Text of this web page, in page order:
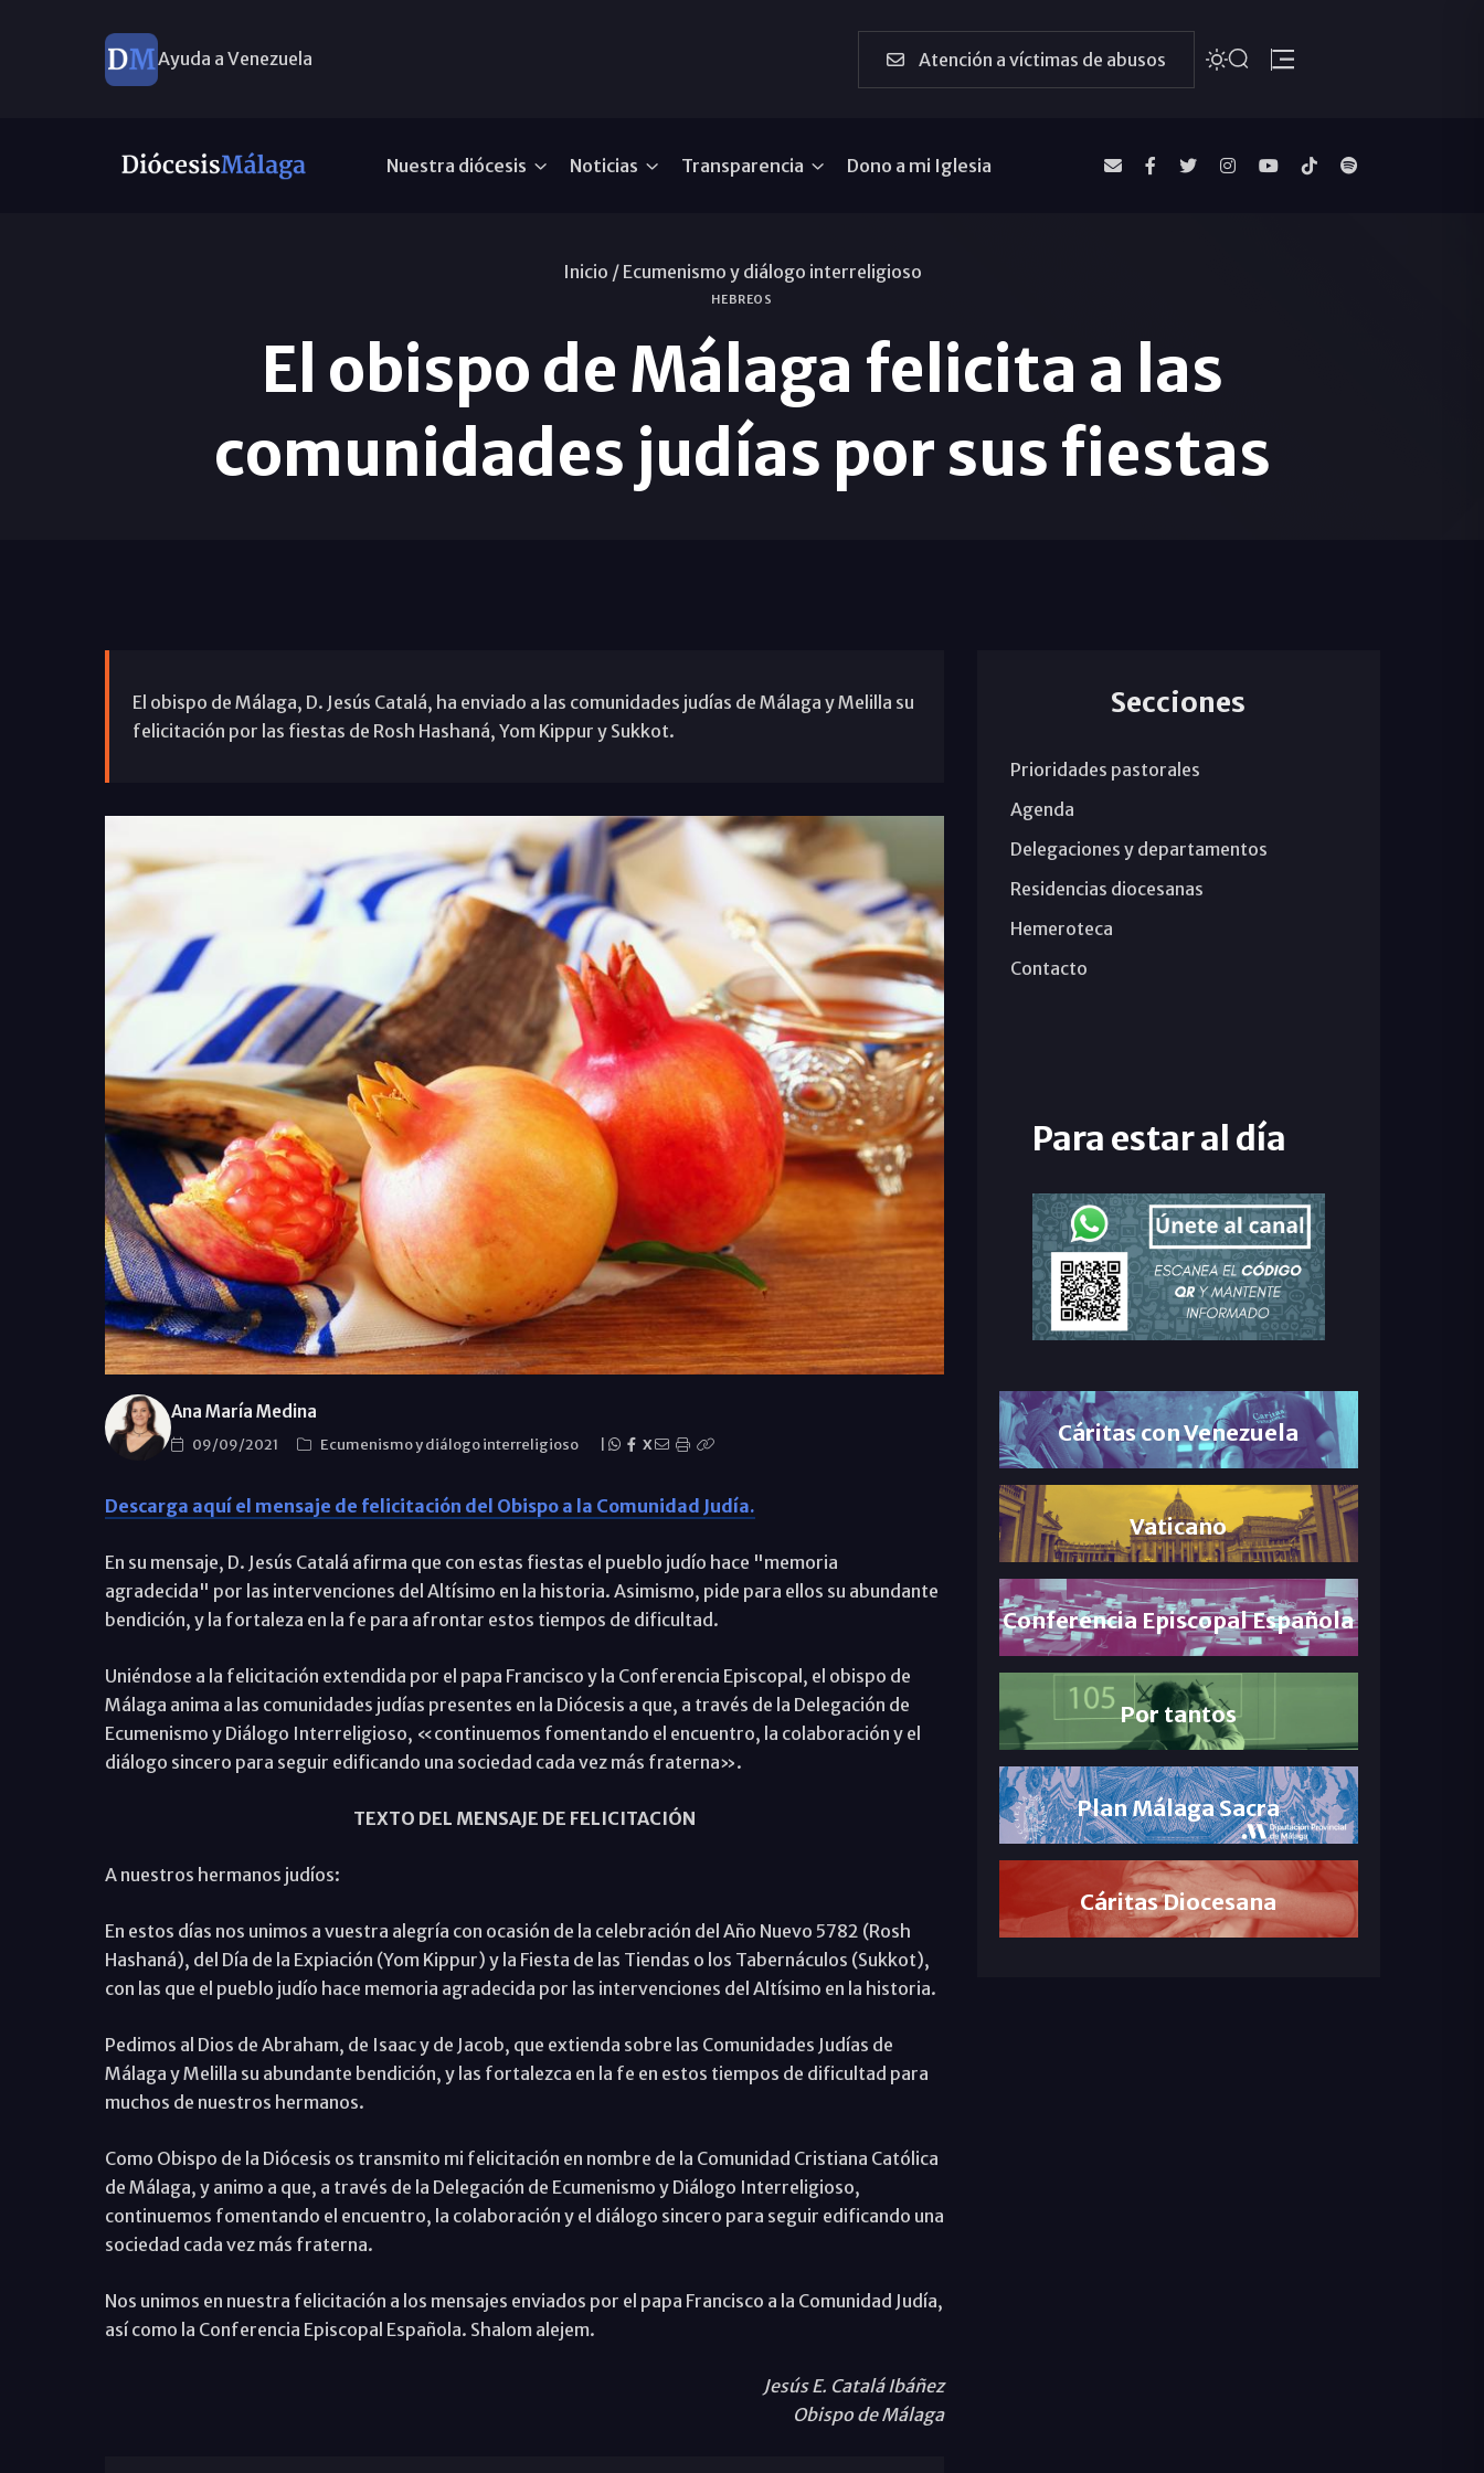
Ayuda a Venezuela Atención a víctimas de abusos
Nuestra diócesis Noticias Transparencia Dono a mi Iglesia
Inicio / Ecumenismo y diálogo interreligioso
HEBREOS
El obispo de Málaga felicita a las
comunidades judías por sus fiestas
El obispo de Málaga, D. Jesús Catalá, ha enviado a las comunidades judías de Málaga y Melilla su
felicitación por las fiestas de Rosh Hashaná, Yom Kippur y Sukkot.
Ana María Medina
09/09/2021 Ecumenismo y diálogo interreligioso X
Descarga aquí el mensaje de felicitación del Obispo a la Comunidad Judía.
En su mensaje, D. Jesús Catalá afirma que con estas fiestas el pueblo judío hace "memoria
agradecida" por las intervenciones del Altísimo en la historia. Asimismo, pide para ellos su abundante
bendición, y la fortaleza en la fe para afrontar estos tiempos de dificultad.
Uniéndose a la felicitación extendida por el papa Francisco y la Conferencia Episcopal, el obispo de
Málaga anima a las comunidades judías presentes en la Diócesis a que, a través de la Delegación de
Ecumenismo y Diálogo Interreligioso, «continuemos fomentando el encuentro, la colaboración y el
diálogo sincero para seguir edificando una sociedad cada vez más fraterna».
TEXTO DEL MENSAJE DE FELICITACIÓN
A nuestros hermanos judíos:
En estos días nos unimos a vuestra alegría con ocasión de la celebración del Año Nuevo 5782 (Rosh
Hashaná), del Día de la Expiación (Yom Kippur) y la Fiesta de las Tiendas o los Tabernáculos (Sukkot),
con las que el pueblo judío hace memoria agradecida por las intervenciones del Altísimo en la historia.
Pedimos al Dios de Abraham, de Isaac y de Jacob, que extienda sobre las Comunidades Judías de
Málaga y Melilla su abundante bendición, y las fortalezca en la fe en estos tiempos de dificultad para
muchos de nuestros hermanos.
Como Obispo de la Diócesis os transmito mi felicitación en nombre de la Comunidad Cristiana Católica
de Málaga, y animo a que, a través de la Delegación de Ecumenismo y Diálogo Interreligioso,
continuemos fomentando el encuentro, la colaboración y el diálogo sincero para seguir edificando una
sociedad cada vez más fraterna.
Nos unimos en nuestra felicitación a los mensajes enviados por el papa Francisco a la Comunidad Judía,
así como la Conferencia Episcopal Española. Shalom alejem.
Jesús E. Catalá Ibáñez
Obispo de Málaga
Secciones
Prioridades pastorales
Agenda
Delegaciones y departamentos
Residencias diocesanas
Hemeroteca
Contacto
Para estar al día
Cáritas con Venezuela
Vaticano
Conferencia Episcopal Española
Por tantos
Plan Málaga Sacra
Cáritas Diocesana